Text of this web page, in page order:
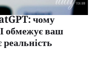
чому
обмежує ваш